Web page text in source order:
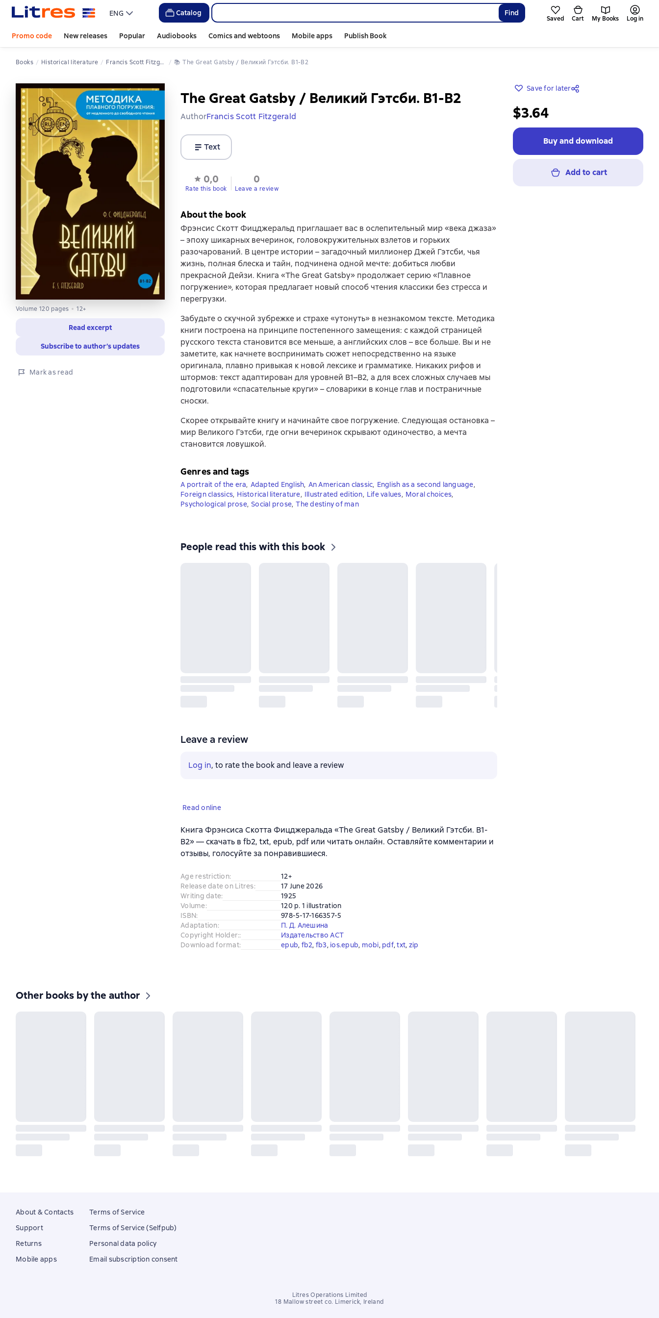
ENG Catalog Find
Saved Cart My Books Log in
Promo code New releases Popular Audiobooks Comics and webtoons Mobile apps Publish Book
Books Historical literature Francis Scott Fitzgerald 📚 The Great Gatsby / Великий Гэтсби. B1-B2
Volume 120 pages 12+
Read excerpt
Subscribe to author’s updates
Mark as read
The Great Gatsby / Великий Гэтсби. B1-B2
AuthorFrancis Scott Fitzgerald
Text
0,0
Rate this book
0
Leave a review
Save for later
$3.64
Buy and download
Add to cart
About the book
Фрэнсис Скотт Фицджеральд приглашает вас в ослепительный мир «века джаза»
– эпоху шикарных вечеринок, головокружительных взлетов и горьких
разочарований. В центре истории – загадочный миллионер Джей Гэтсби, чья
жизнь, полная блеска и тайн, подчинена одной мечте: добиться любви
прекрасной Дейзи. Книга «The Great Gatsby» продолжает серию «Плавное
погружение», которая предлагает новый способ чтения классики без стресса и
перегрузки.
Забудьте о скучной зубрежке и страхе «утонуть» в незнакомом тексте. Методика
книги построена на принципе постепенного замещения: с каждой страницей
русского текста становится все меньше, а английских слов – все больше. Вы и не
заметите, как начнете воспринимать сюжет непосредственно на языке
оригинала, плавно привыкая к новой лексике и грамматике. Никаких рифов и
штормов: текст адаптирован для уровней В1–В2, а для всех сложных случаев мы
подготовили «спасательные круги» – словарики в конце глав и постраничные
сноски.
Скорее открывайте книгу и начинайте свое погружение. Следующая остановка –
мир Великого Гэтсби, где огни вечеринок скрывают одиночество, а мечта
становится ловушкой.
Genres and tags
A portrait of the era, Adapted English, An American classic, English as a second language,
Foreign classics, Historical literature, Illustrated edition, Life values, Moral choices,
Psychological prose, Social prose, The destiny of man
People read this with this book
Leave a review
Log in, to rate the book and leave a review
Read online
Книга Фрэнсиса Скотта Фицджеральда «The Great Gatsby / Великий Гэтсби. B1-
B2» — скачать в fb2, txt, epub, pdf или читать онлайн. Оставляйте комментарии и
отзывы, голосуйте за понравившиеся.
Age restriction:
12+
Release date on Litres:
17 June 2026
Writing date:
1925
Volume:
120 p. 1 illustration
ISBN:
978-5-17-166357-5
Adaptation:
П. Д. Алешина
Copyright Holder::
Издательство АСТ
Download format: epub, fb2, fb3, ios.epub, mobi, pdf, txt, zip
Other books by the author
About & Contacts
Support
Returns
Mobile apps
Terms of Service
Terms of Service (Selfpub)
Personal data policy
Email subscription consent
Litres Operations Limited
18 Mallow street co. Limerick, Ireland